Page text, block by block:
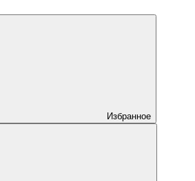
Избранное